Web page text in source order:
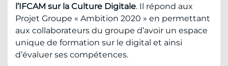
l’IFCAM sur la Culture Digitale. Il répond aux
Projet Groupe « Ambition 2020 » en permettant
aux collaborateurs du groupe d’avoir un espace
unique de formation sur le digital et ainsi
d’évaluer ses compétences.